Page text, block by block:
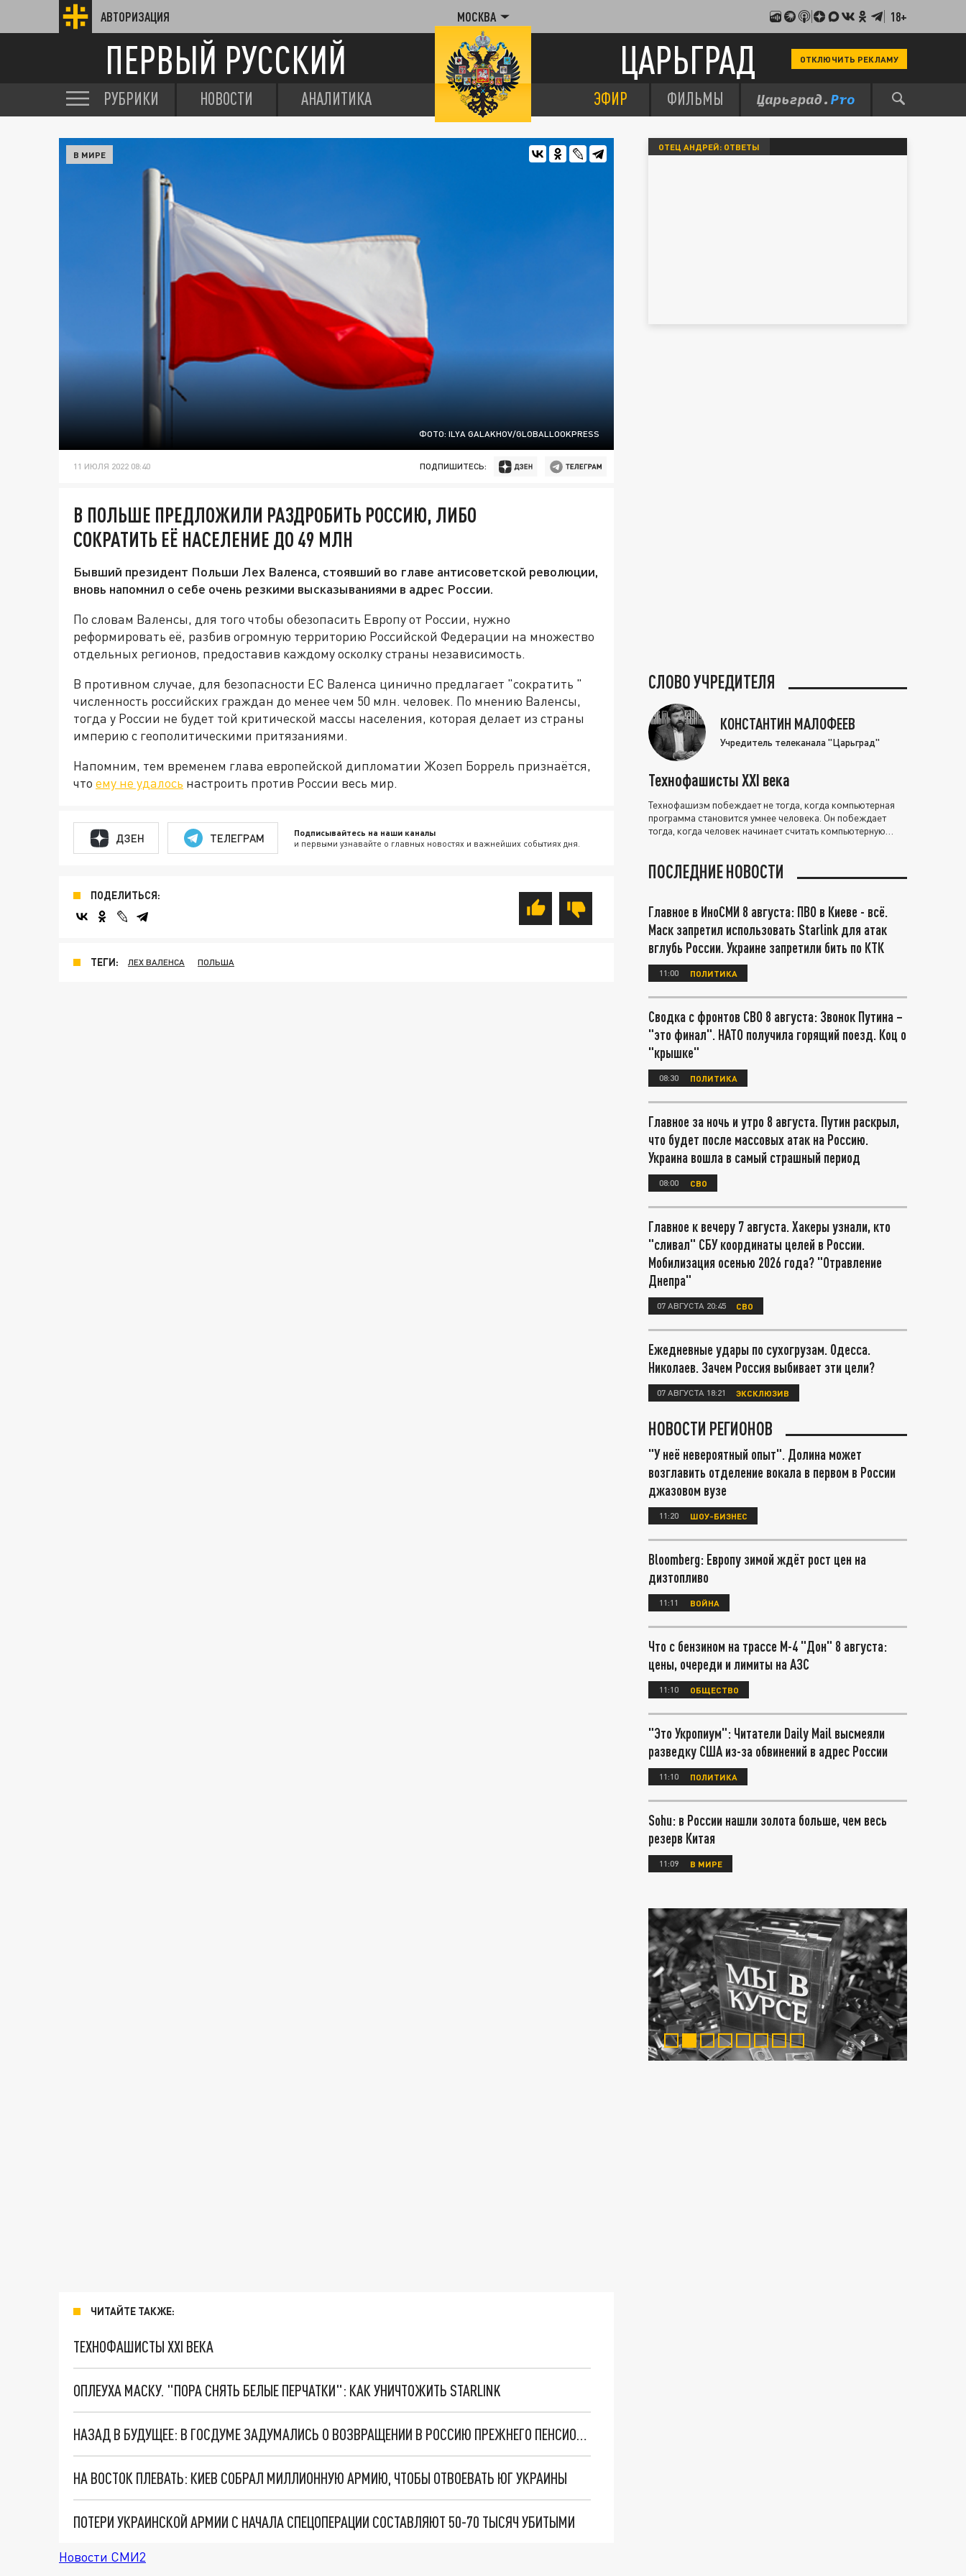
АВТОРИЗАЦИЯ МОСКВА 18+
ПЕРВЫЙ РУССКИЙ ЦАРЬГРАД ОТКЛЮЧИТЬ РЕКЛАМУ
РУБРИКИ НОВОСТИ АНАЛИТИКА ЭФИР ФИЛЬМЫ
ФОТО: ILYA GALAKHOV/GLOBALLOOKPRESS
В МИРЕ
11 ИЮЛЯ 2022 08:40 ПОДПИШИТЕСЬ:
В ПОЛЬШЕ ПРЕДЛОЖИЛИ РАЗДРОБИТЬ РОССИЮ, ЛИБО
СОКРАТИТЬ ЕЁ НАСЕЛЕНИЕ ДО 49 МЛН
Бывший президент Польши Лех Валенса, стоявший во главе антисоветской революции,
вновь напомнил о себе очень резкими высказываниями в адрес России.
По словам Валенсы, для того чтобы обезопасить Европу от России, нужно
реформировать её, разбив огромную территорию Российской Федерации на множество
отдельных регионов, предоставив каждому осколку страны независимость.
В противном случае, для безопасности ЕС Валенса цинично предлагает "сократить "
численность российских граждан до менее чем 50 млн. человек. По мнению Валенсы,
тогда у России не будет той критической массы населения, которая делает из страны
империю с геополитическими притязаниями.
Напомним, тем временем глава европейской дипломатии Жозеп Боррель признаётся,
что ему не удалось настроить против России весь мир.
ДЗЕН ТЕЛЕГРАМ Подписывайтесь на наши каналы
и первыми узнавайте о главных новостях и важнейших событиях дня.
ПОДЕЛИТЬСЯ:
ТЕГИ: ЛЕХ ВАЛЕНСА ПОЛЬША
ЧИТАЙТЕ ТАКЖЕ:
ТЕХНОФАШИСТЫ XXI ВЕКА
ОПЛЕУХА МАСКУ. "ПОРА СНЯТЬ БЕЛЫЕ ПЕРЧАТКИ": КАК УНИЧТОЖИТЬ STARLINK
НАЗАД В БУДУЩЕЕ: В ГОСДУМЕ ЗАДУМАЛИСЬ О ВОЗВРАЩЕНИИ В РОССИЮ ПРЕЖНЕГО ПЕНСИОННОГО ВОЗРАСТА
НА ВОСТОК ПЛЕВАТЬ: КИЕВ СОБРАЛ МИЛЛИОННУЮ АРМИЮ, ЧТОБЫ ОТВОЕВАТЬ ЮГ УКРАИНЫ
ПОТЕРИ УКРАИНСКОЙ АРМИИ С НАЧАЛА СПЕЦОПЕРАЦИИ СОСТАВЛЯЮТ 50-70 ТЫСЯЧ УБИТЫМИ
Новости СМИ2
ОТЕЦ АНДРЕЙ: ОТВЕТЫ
СЛОВО УЧРЕДИТЕЛЯ
КОНСТАНТИН МАЛОФЕЕВ
Учредитель телеканала "Царьград"
Технофашисты XXI века
Технофашизм побеждает не тогда, когда компьютерная
программа становится умнее человека. Он побеждает
тогда, когда человек начинает считать компьютерную
ПОСЛЕДНИЕ НОВОСТИ
Главное в ИноСМИ 8 августа: ПВО в Киеве - всё.
Маск запретил использовать Starlink для атак
вглубь России. Украине запретили бить по КТК
11:00 ПОЛИТИКА
Сводка с фронтов СВО 8 августа: Звонок Путина –
"это финал". НАТО получила горящий поезд. Коц о
"крышке"
08:30 ПОЛИТИКА
Главное за ночь и утро 8 августа. Путин раскрыл,
что будет после массовых атак на Россию.
Украина вошла в самый страшный период
08:00 СВО
Главное к вечеру 7 августа. Хакеры узнали, кто
"сливал" СБУ координаты целей в России.
Мобилизация осенью 2026 года? "Отравление
Днепра"
07 АВГУСТА 20:45 СВО
Ежедневные удары по сухогрузам. Одесса.
Николаев. Зачем Россия выбивает эти цели?
07 АВГУСТА 18:21 ЭКСКЛЮЗИВ
НОВОСТИ РЕГИОНОВ
"У неё невероятный опыт". Долина может
возглавить отделение вокала в первом в России
джазовом вузе
11:20 ШОУ-БИЗНЕС
Bloomberg: Европу зимой ждёт рост цен на
дизтопливо
11:11 ВОЙНА
Что с бензином на трассе М-4 "Дон" 8 августа:
цены, очереди и лимиты на АЗС
11:10 ОБЩЕСТВО
"Это Укропиум": Читатели Daily Mail высмеяли
разведку США из-за обвинений в адрес России
11:10 ПОЛИТИКА
Sohu: в России нашли золота больше, чем весь
резерв Китая
11:09 В МИРЕ